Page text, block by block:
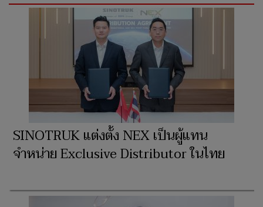
SINOTRUK แต่งตั้ง NEX เป็นผู้แทน
จำหน่าย Exclusive Distributor ในไทย